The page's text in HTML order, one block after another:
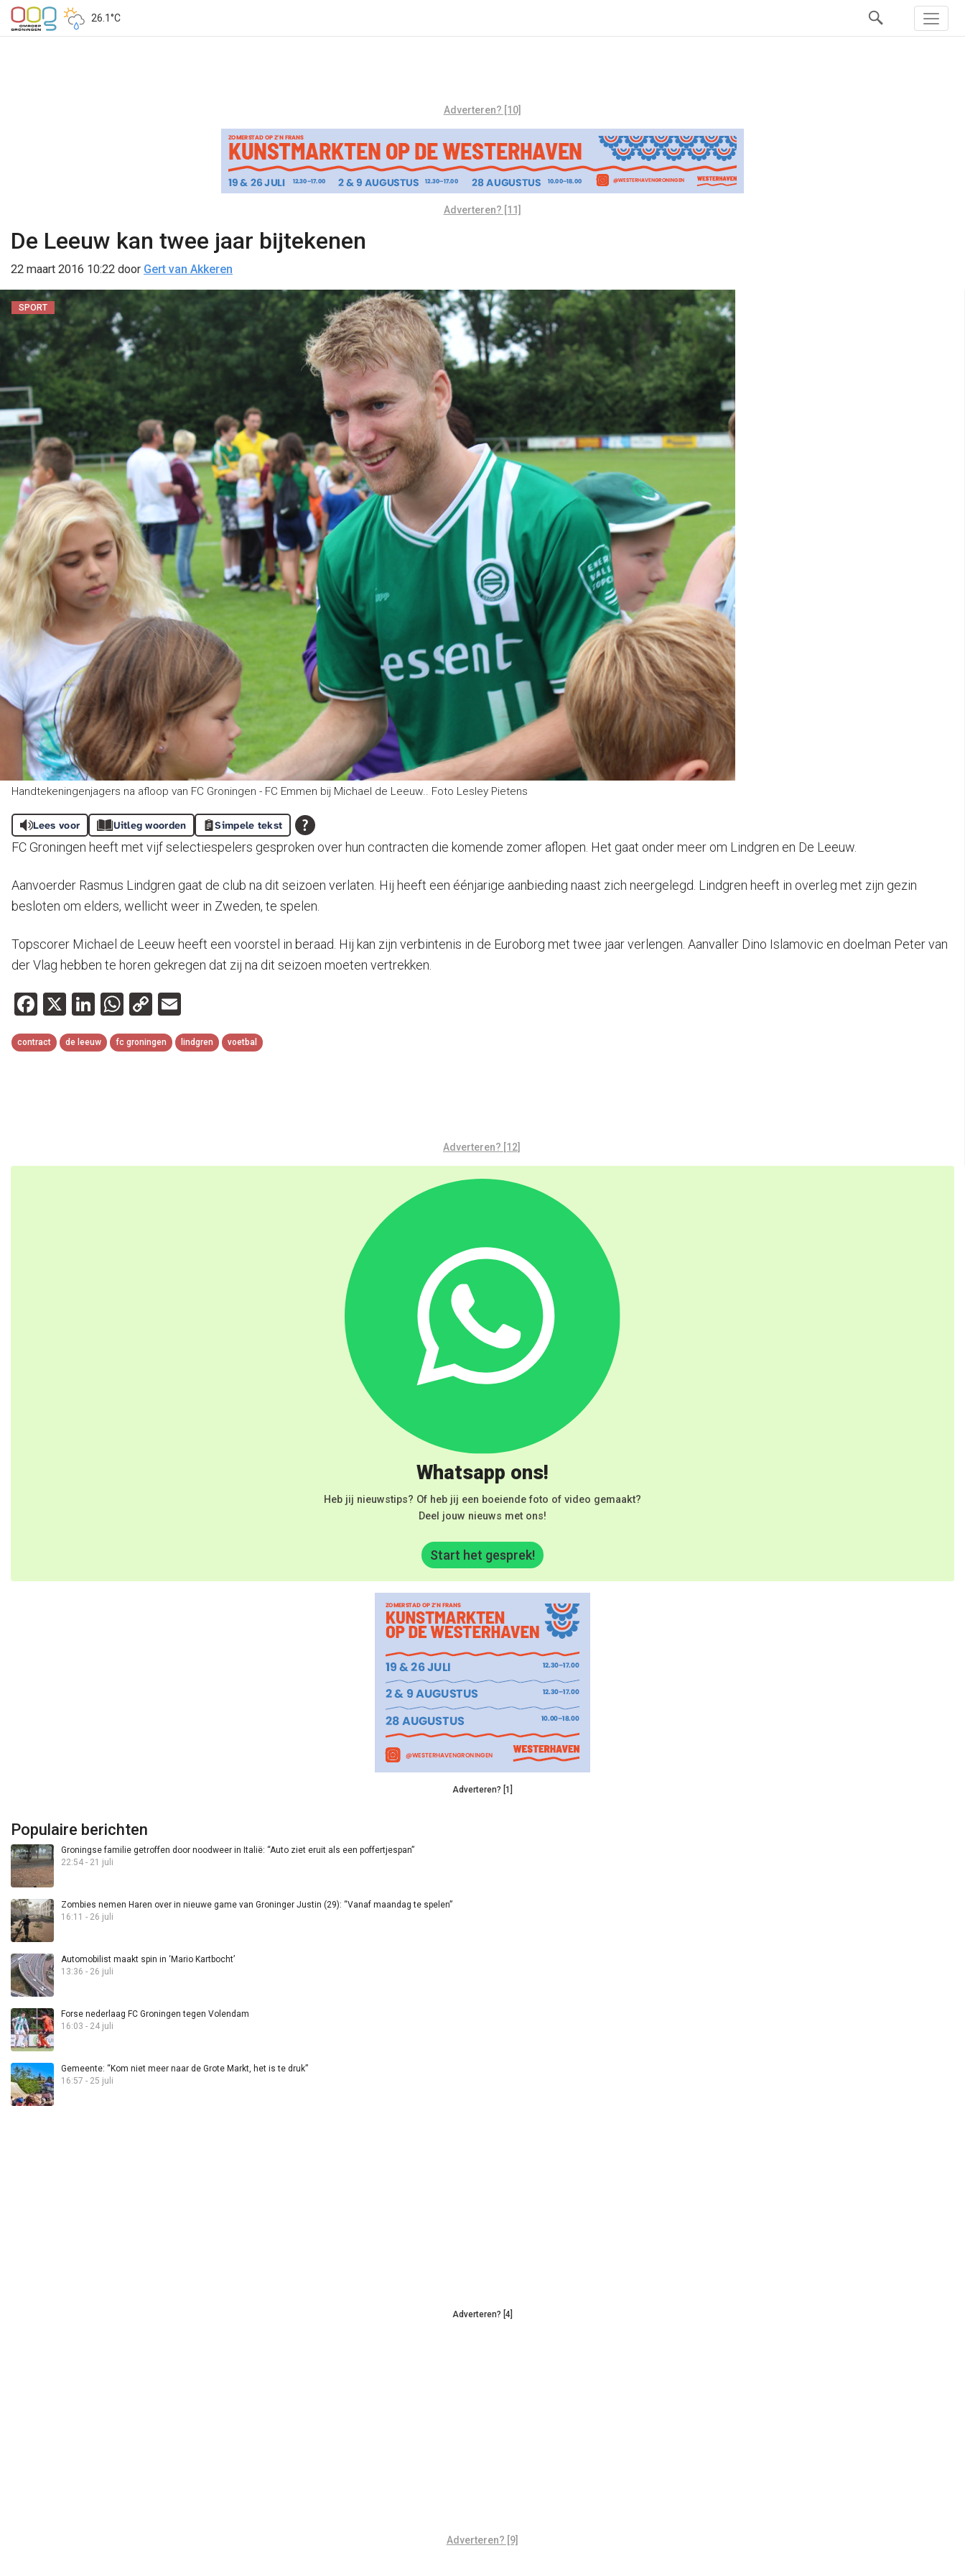
26.1°C
Adverteren? [10]
Adverteren? [11]
De Leeuw kan twee jaar bijtekenen
22 maart 2016 10:22 door Gert van Akkeren
SPORT
Handtekeningenjagers na afloop van FC Groningen - FC Emmen bij Michael de Leeuw.. Foto Lesley Pietens
Lees voor Uitleg woorden Simpele tekst
FC Groningen heeft met vijf selectiespelers gesproken over hun contracten die komende zomer aflopen. Het gaat onder meer om Lindgren en De Leeuw.
Aanvoerder Rasmus Lindgren gaat de club na dit seizoen verlaten. Hij heeft een éénjarige aanbieding naast zich neergelegd. Lindgren heeft in overleg met zijn gezin
besloten om elders, wellicht weer in Zweden, te spelen.
Topscorer Michael de Leeuw heeft een voorstel in beraad. Hij kan zijn verbintenis in de Euroborg met twee jaar verlengen. Aanvaller Dino Islamovic en doelman Peter van
der Vlag hebben te horen gekregen dat zij na dit seizoen moeten vertrekken.
Facebook
X LinkedIn
WhatsApp
Copy
Link
contract de leeuw fc groningen lindgren voetbal
Adverteren? [12]
Whatsapp ons!
Heb jij nieuwstips? Of heb jij een boeiende foto of video gemaakt?
Deel jouw nieuws met ons!
Start het gesprek!
Adverteren? [1]
Populaire berichten
Groningse familie getroffen door noodweer in Italië: “Auto ziet eruit als een poffertjespan”
22:54 - 21 juli
Zombies nemen Haren over in nieuwe game van Groninger Justin (29): “Vanaf maandag te spelen”
16:11 - 26 juli
Automobilist maakt spin in ‘Mario Kartbocht’
13:36 - 26 juli
Forse nederlaag FC Groningen tegen Volendam
16:03 - 24 juli
Gemeente: “Kom niet meer naar de Grote Markt, het is te druk”
16:57 - 25 juli
Adverteren? [4]
Adverteren? [9]